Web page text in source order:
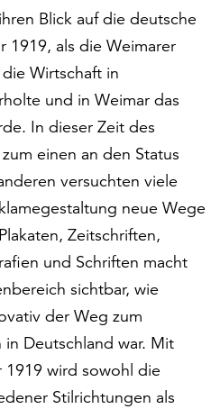
Blick auf die deutsche
1919, als die Weimarer
Wirtschaft in
und in Weimar das
In dieser Zeit des
einen an den Status
versuchten viele
neue Wege
Zeitschriften,
und Schriften macht
sichtbar, wie
der Weg zum
Deutschland war. Mit
1919 wird sowohl die
Stilrichtungen als